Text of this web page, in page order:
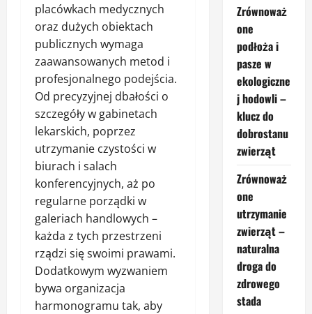
placówkach medycznych
oraz dużych obiektach
publicznych wymaga
zaawansowanych metod i
profesjonalnego podejścia.
Od precyzyjnej dbałości o
szczegóły w gabinetach
lekarskich, poprzez
utrzymanie czystości w
biurach i salach
konferencyjnych, aż po
regularne porządki w
galeriach handlowych –
każda z tych przestrzeni
rządzi się swoimi prawami.
Dodatkowym wyzwaniem
bywa organizacja
harmonogramu tak, aby
Zrównoważ
one
podłoża i
pasze w
ekologiczne
j hodowli –
klucz do
dobrostanu
zwierząt
Zrównoważ
one
utrzymanie
zwierząt –
naturalna
droga do
zdrowego
stada